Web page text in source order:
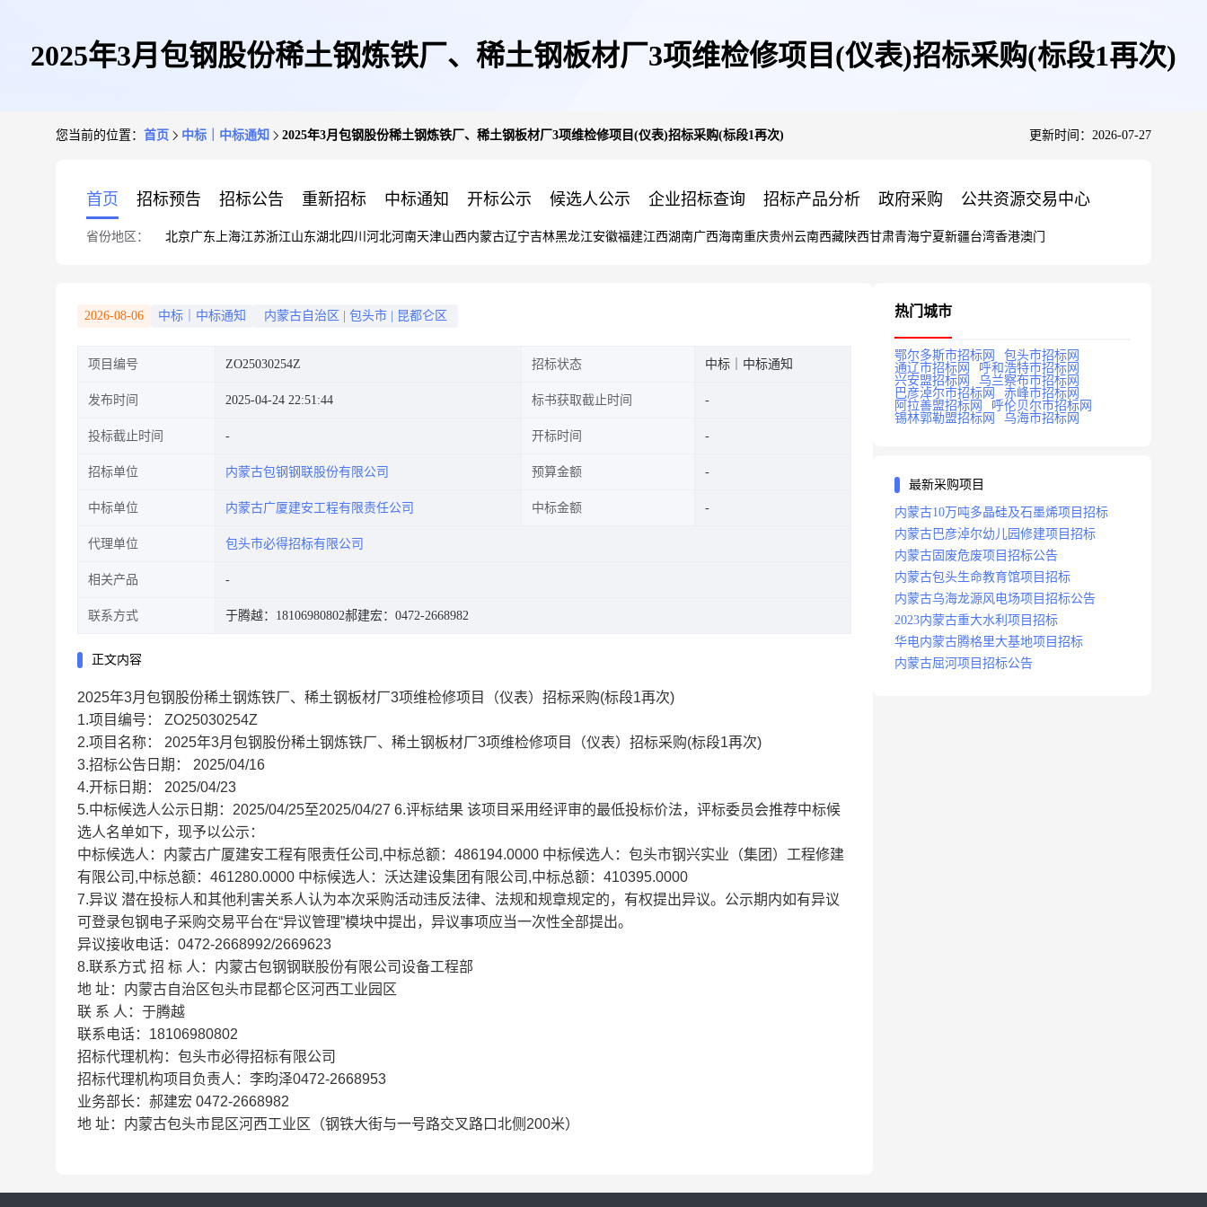
2025年3月包钢股份稀土钢炼铁厂、稀土钢板材厂3项维检修项目(仪表)招标采购(标段1再次)
您当前的位置： 首页 中标｜中标通知 2025年3月包钢股份稀土钢炼铁厂、稀土钢板材厂3项维检修项目(仪表)招标采购(标段1再次) 更新时间：2026-07-27
首页 招标预告 招标公告 重新招标 中标通知 开标公示 候选人公示 企业招标查询 招标产品分析 政府采购 公共资源交易中心
省份地区： 北京广东 上海江苏浙江山东湖北四川 河北河南天津山西内蒙古辽宁吉林黑龙江安徽福建江西湖南广西海南重庆贵州 云南西藏陕西甘肃青海宁夏新疆台湾香港澳门
2026-08-06 中标｜中标通知 内蒙古自治区 包头市 昆都仑区
项目编号 ZO25030254Z 招标状态 中标｜中标通知
发布时间 2025-04-24 22:51:44 标书获取截止时间
投标截止时间 开标时间
招标单位 内蒙古包钢钢联股份有限公司 预算金额
中标单位 内蒙古广厦建安工程有限责任公司 中标金额
代理单位 包头市必得招标有限公司
相关产品
联系方式 于腾越：18106980802郝建宏：0472-2668982
正文内容
2025年3月包钢股份稀土钢炼铁厂、稀土钢板材厂3项维检修项目（仪表）招标采购(标段1再次)
1.项目编号： ZO25030254Z
2.项目名称： 2025年3月包钢股份稀土钢炼铁厂、稀土钢板材厂3项维检修项目（仪表）招标采购(标段1再次)
3.招标公告日期： 2025/04/16
4.开标日期： 2025/04/23
5.中标候选人公示日期：2025/04/25至2025/04/27 6.评标结果 该项目采用经评审的最低投标价法，评标委员会推荐中标候
选人名单如下，现予以公示：
中标候选人：内蒙古广厦建安工程有限责任公司,中标总额：486194.0000 中标候选人：包头市钢兴实业（集团）工程修建
有限公司,中标总额：461280.0000 中标候选人：沃达建设集团有限公司,中标总额：410395.0000
7.异议 潜在投标人和其他利害关系人认为本次采购活动违反法律、法规和规章规定的，有权提出异议。公示期内如有异议
可登录包钢电子采购交易平台在“异议管理”模块中提出，异议事项应当一次性全部提出。
异议接收电话：0472-2668992/2669623
8.联系方式 招 标 人：内蒙古包钢钢联股份有限公司设备工程部
地 址：内蒙古自治区包头市昆都仑区河西工业园区
联 系 人：于腾越
联系电话：18106980802
招标代理机构：包头市必得招标有限公司
招标代理机构项目负责人：李昀泽0472-2668953
业务部长：郝建宏 0472-2668982
地 址：内蒙古包头市昆区河西工业区（钢铁大街与一号路交叉路口北侧200米）
热门城市
鄂尔多斯市招标网
包头市招标网
通辽市招标网
呼和浩特市招标网
兴安盟招标网
乌兰察布市招标网
巴彦淖尔市招标网
赤峰市招标网
阿拉善盟招标网
呼伦贝尔市招标网
锡林郭勒盟招标网
乌海市招标网
最新采购项目
内蒙古10万吨多晶硅及石墨烯项目招标
内蒙古巴彦淖尔幼儿园修建项目招标
内蒙古固废危废项目招标公告
内蒙古包头生命教育馆项目招标
内蒙古乌海龙源风电场项目招标公告
2023内蒙古重大水利项目招标
华电内蒙古腾格里大基地项目招标
内蒙古屈河项目招标公告